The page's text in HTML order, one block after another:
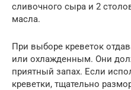
сливочного сыра и 2
масла.
При выборе креветок
или охлажденным. Они
приятный запах. Если
креветки, тщательно